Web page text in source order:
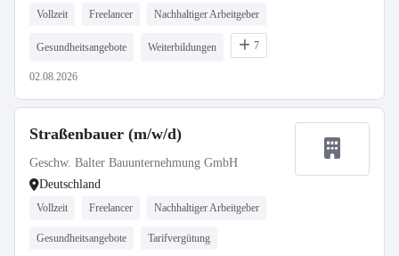
Vollzeit Freelancer Nachhaltiger Arbeitgeber
Gesundheitsangebote Weiterbildungen 7
02.08.2026
Straßenbauer (m/w/d)
Geschw. Balter Bauunternehmung GmbH
Deutschland
Vollzeit Freelancer Nachhaltiger Arbeitgeber
Gesundheitsangebote Tarifvergütung